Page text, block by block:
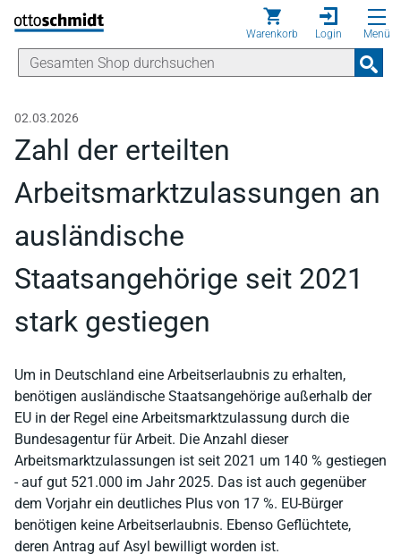
Direkt zum Inhalt
Warenkorb Login Menü
02.03.2026
Zahl der erteilten
Arbeitsmarktzulassungen an
ausländische
Staatsangehörige seit 2021
stark gestiegen
Um in Deutschland eine Arbeitserlaubnis zu erhalten,
benötigen ausländische Staatsangehörige außerhalb der
EU in der Regel eine Arbeitsmarktzulassung durch die
Bundesagentur für Arbeit. Die Anzahl dieser
Arbeitsmarktzulassungen ist seit 2021 um 140 % gestiegen
- auf gut 521.000 im Jahr 2025. Das ist auch gegenüber
dem Vorjahr ein deutliches Plus von 17 %. EU-Bürger
benötigen keine Arbeitserlaubnis. Ebenso Geflüchtete,
deren Antrag auf Asyl bewilligt worden ist.